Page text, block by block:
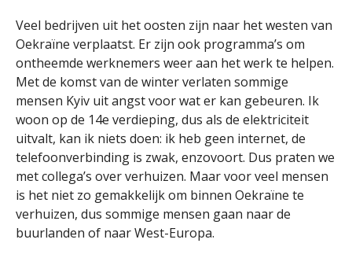
Veel bedrijven uit het oosten zijn naar het westen van
Oekraïne verplaatst. Er zijn ook programma’s om
ontheemde werknemers weer aan het werk te helpen.
Met de komst van de winter verlaten sommige
mensen Kyiv uit angst voor wat er kan gebeuren. Ik
woon op de 14e verdieping, dus als de elektriciteit
uitvalt, kan ik niets doen: ik heb geen internet, de
telefoonverbinding is zwak, enzovoort. Dus praten we
met collega’s over verhuizen. Maar voor veel mensen
is het niet zo gemakkelijk om binnen Oekraïne te
verhuizen, dus sommige mensen gaan naar de
buurlanden of naar West-Europa.